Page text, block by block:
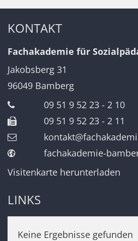
KONTAKT
Fachakademie für
Jakobsberg 31
96049 Bamberg
09 51 9 52 23 - 2 10
09 51 9 52 23 - 2 11
fachakademie-
Visitenkarte herunterladen
LINKS
Keine Ergebnisse gefunden